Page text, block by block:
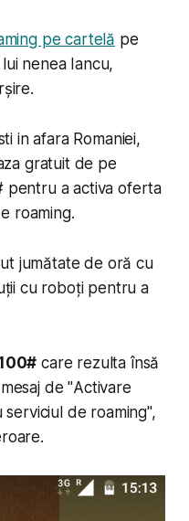
pe cartelă pe
nenea Iancu,
in afara Romaniei,
gratuit de pe
pentru a activa oferta
roaming.
jumătate de oră cu
cu roboți pentru a
care rezulta însă
de "Activare
de roaming",